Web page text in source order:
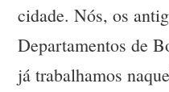
cidade. Nós, os
Departamentos de
já trabalhamos